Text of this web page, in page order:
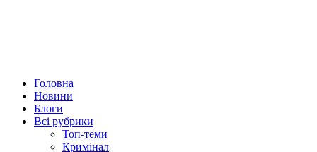
Головна
Новини
Блоги
Всі рубрики
Топ-теми
Кримінал